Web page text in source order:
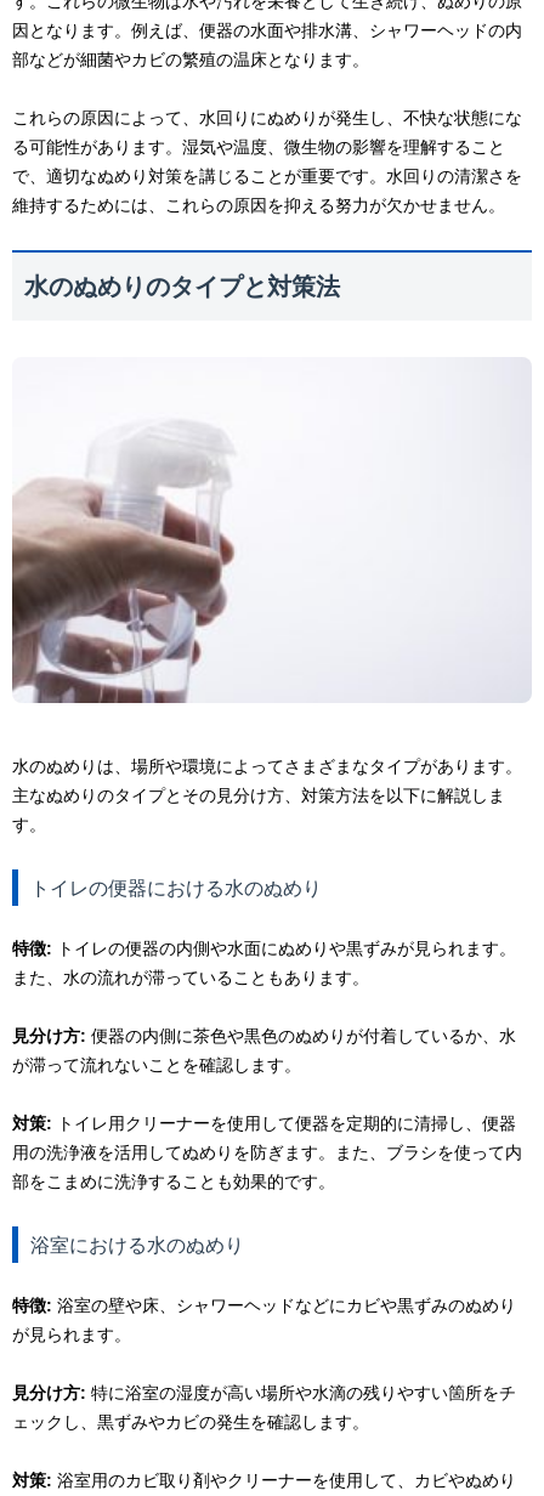
因となります。例えば、便器の水面や排水溝、シャワーヘッドの内
部などが細菌やカビの繁殖の温床となります。
これらの原因によって、水回りにぬめりが発生し、不快な状態にな
る可能性があります。湿気や温度、微生物の影響を理解すること
で、適切なぬめり対策を講じることが重要です。水回りの清潔さを
維持するためには、これらの原因を抑える努力が欠かせません。
水のぬめりのタイプと対策法
水のぬめりは、場所や環境によってさまざまなタイプがあります。
主なぬめりのタイプとその見分け方、対策方法を以下に解説しま
す。
トイレの便器における水のぬめり
特徴: トイレの便器の内側や水面にぬめりや黒ずみが見られます。
また、水の流れが滞っていることもあります。
見分け方: 便器の内側に茶色や黒色のぬめりが付着しているか、水
が滞って流れないことを確認します。
対策: トイレ用クリーナーを使用して便器を定期的に清掃し、便器
用の洗浄液を活用してぬめりを防ぎます。また、ブラシを使って内
部をこまめに洗浄することも効果的です。
浴室における水のぬめり
特徴: 浴室の壁や床、シャワーヘッドなどにカビや黒ずみのぬめり
が見られます。
見分け方: 特に浴室の湿度が高い場所や水滴の残りやすい箇所をチ
ェックし、黒ずみやカビの発生を確認します。
対策: 浴室用のカビ取り剤やクリーナーを使用して、カビやぬめり